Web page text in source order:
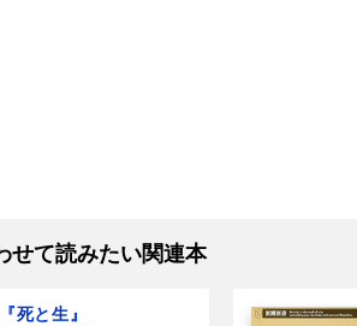
せて読みたい関連本
『死と生』